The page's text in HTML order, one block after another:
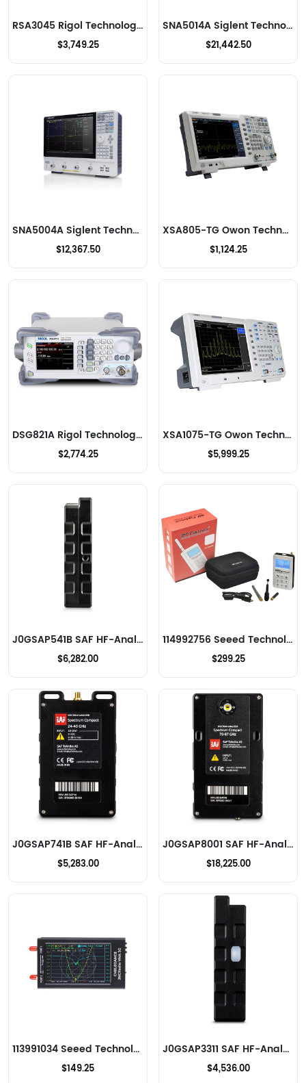
RSA3045 Rigol Technologies HF-Analysatoren
$3,749.25
SNA5014A Siglent Technologies NA, Inc. HF-Analysatoren
$21,442.50
SNA5004A Siglent Technologies NA, Inc. HF-Analysatoren
$12,367.50
XSA805-TG Owon Technology Lilliput Electronics (USA) Inc HF-Analysatoren
$1,124.25
DSG821A Rigol Technologies HF-Analysatoren
$2,774.25
XSA1075-TG Owon Technology Lilliput Electronics (USA) Inc HF-Analysatoren
$5,999.25
J0GSAP541B SAF HF-Analysatoren
$6,282.00
114992756 Seeed Technology Co., Ltd HF-Analysatoren
$299.25
J0GSAP741B SAF HF-Analysatoren
$5,283.00
J0GSAP8001 SAF HF-Analysatoren
$18,225.00
113991034 Seeed Technology Co., Ltd HF-Analysatoren
$149.25
J0GSAP3311 SAF HF-Analysatoren
$4,536.00